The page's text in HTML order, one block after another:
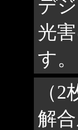
デ
光
す。
（
解